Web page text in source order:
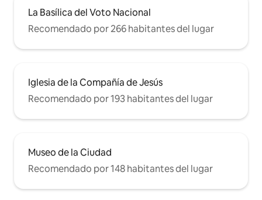
La Basílica del Voto Nacional
Recomendado por 266 habitantes del lugar
Iglesia de la Compañía de Jesús
Recomendado por 193 habitantes del lugar
Museo de la Ciudad
Recomendado por 148 habitantes del lugar